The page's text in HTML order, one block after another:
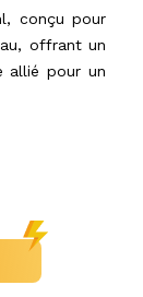
conçu pour
offrant un
allié pour un